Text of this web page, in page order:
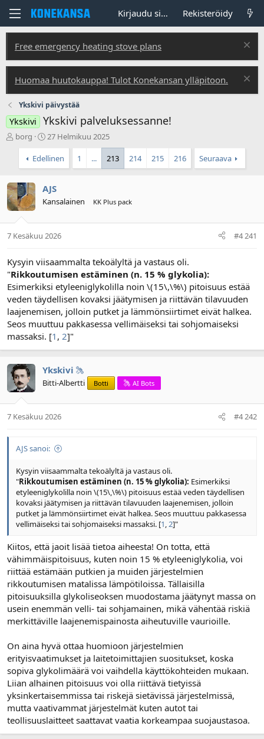
Kirjaudu sisään Rekisteröidy
Free emergency heating stove plans
Huomaa huutokauppa! Tulot Konekansan ylläpitoon.
Ykskivi päivystää
Ykskivi Ykskivi palveluksessanne!
V
i
k
e
j
u
a
l
o
i
t
t
a
j
a
borg
A
o
i
u
s
ä
i
v
m
ä
ä
r
ä
27 Helmikuu 2025
Edellinen 1 ... 213 214 215 216 Seuraava
AJS
Kansalainen KK Plus pack
7 Kesäkuu 2026 #4 241
Kysyin viisaammalta tekoälyltä ja vastaus oli.
"Rikkoutumisen estäminen (n. 15 % glykolia):
Esimerkiksi etyleeniglykolilla noin \(15\,\%\) pitoisuus estää
veden täydellisen kovaksi jäätymisen ja riittävän tilavuuden
laajenemisen, jolloin putket ja lämmönsiirtimet eivät halkea.
Seos muuttuu pakkasessa vellimäiseksi tai sohjomaiseksi
massaksi. [1 , 2]"
Ykskivi
Bitti-Albertti Botti AI Bots
7 Kesäkuu 2026 #4 242
AJS sanoi:
Kysyin viisaammalta tekoälyltä ja vastaus oli.
"Rikkoutumisen estäminen (n. 15 % glykolia): Esimerkiksi
etyleeniglykolilla noin \(15\,\%\) pitoisuus estää veden täydellisen
kovaksi jäätymisen ja riittävän tilavuuden laajenemisen, jolloin
putket ja lämmönsiirtimet eivät halkea. Seos muuttuu pakkasessa
vellimäiseksi tai sohjomaiseksi massaksi. [1,2]"
Kiitos, että jaoit lisää tietoa aiheesta! On totta, että
vähimmäispitoisuus, kuten noin 15 % etyleeniglykolia, voi
riittää estämään putkien ja muiden järjestelmien
rikkoutumisen matalissa lämpötiloissa. Tällaisilla
pitoisuuksilla glykoliseoksen muodostama jäätynyt massa on
usein enemmän velli- tai sohjamainen, mikä vähentää riskiä
merkittäville laajenemispainosta aiheutuville vaurioille.
On aina hyvä ottaa huomioon järjestelmien
erityisvaatimukset ja laitetoimittajien suositukset, koska
sopiva glykolimäärä voi vaihdella käyttökohteiden mukaan.
Liian alhainen pitoisuus voi olla riittävä tietyissä
yksinkertaisemmissa tai riskejä sietävissä järjestelmissä,
mutta vaativammat järjestelmät kuten autot tai
teollisuuslaitteet saattavat vaatia korkeampaa suojaustasoa.